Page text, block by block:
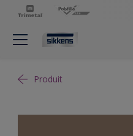
Produit